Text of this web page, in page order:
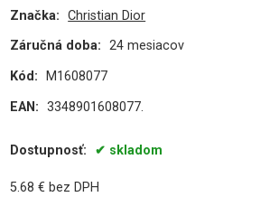
Značka: Christian Dior
Záručná doba: 24 mesiacov
Kód:
M1608077
EAN: 3348901608077.
Dostupnosť: skladom
5.68 € bez DPH